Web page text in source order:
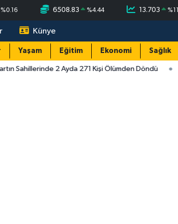
%0.16 6508.83 %4.44 13.703 %11
Künye
Yaşam Eğitim Ekonomi Sağlık
Sahillerinde 2 Ayda 271 Kişi Ölümden Döndü